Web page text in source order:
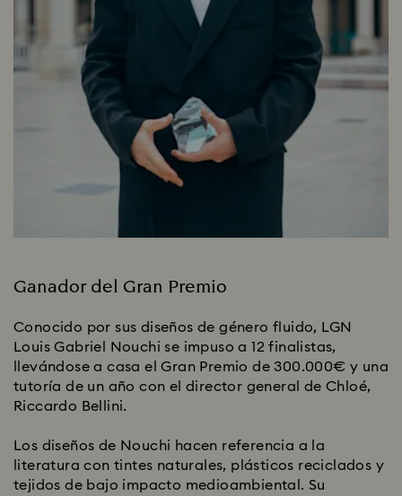
Ganador del Gran Premio
Conocido por sus diseños de género fluido, LGN
Louis Gabriel Nouchi se impuso a 12 finalistas,
llevándose a casa el Gran Premio de 300.000€ y una
tutoría de un año con el director general de Chloé,
Riccardo Bellini.
Los diseños de Nouchi hacen referencia a la
literatura con tintes naturales, plásticos reciclados y
tejidos de bajo impacto medioambiental. Su